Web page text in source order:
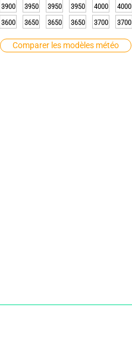
Comparer les modèles météo
3900 3950 3950 3950 4000 4000
3600 3650 3650 3650 3700 3700